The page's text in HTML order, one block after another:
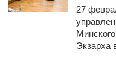
27
Экзарха